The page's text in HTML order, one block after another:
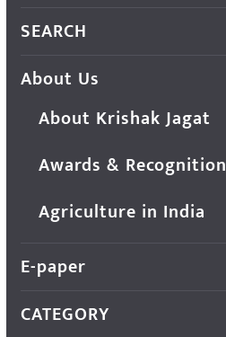
SEARCH
About Us
About Krishak Jagat
Awards & Recognition
Agriculture in India
E-paper
CATEGORY